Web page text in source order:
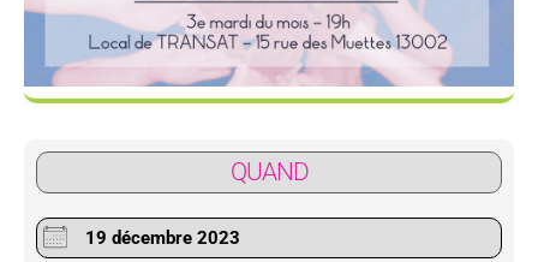
QUAND
19 décembre 2023